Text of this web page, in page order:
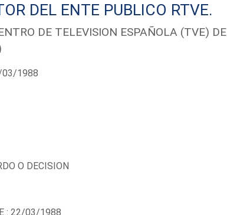
DEL ENTE PUBLICO RTVE.
DE TELEVISION ESPAÑOLA (TVE) DE
03/1988
O DECISION
: 22/03/1988